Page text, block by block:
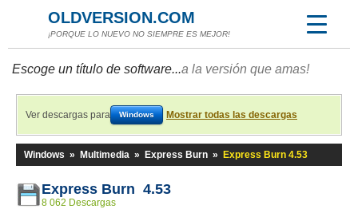
OLDVERSION.COM
¡PORQUE LO NUEVO NO SIEMPRE ES MEJOR!
Escoge un título de software...a la versión que amas!
Ver descargas para Windows Mostrar todas las descargas
Windows » Multimedia » Express Burn » Express Burn 4.53
Express Burn 4.53
8 062 Descargas